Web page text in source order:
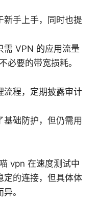
新手上手，同时也提
需 VPN 的应用流量
必要的带宽损耗。
流程，定期披露审计
础防护，但仍需用
vpn 在速度测试中
定的连接，但具体体
。